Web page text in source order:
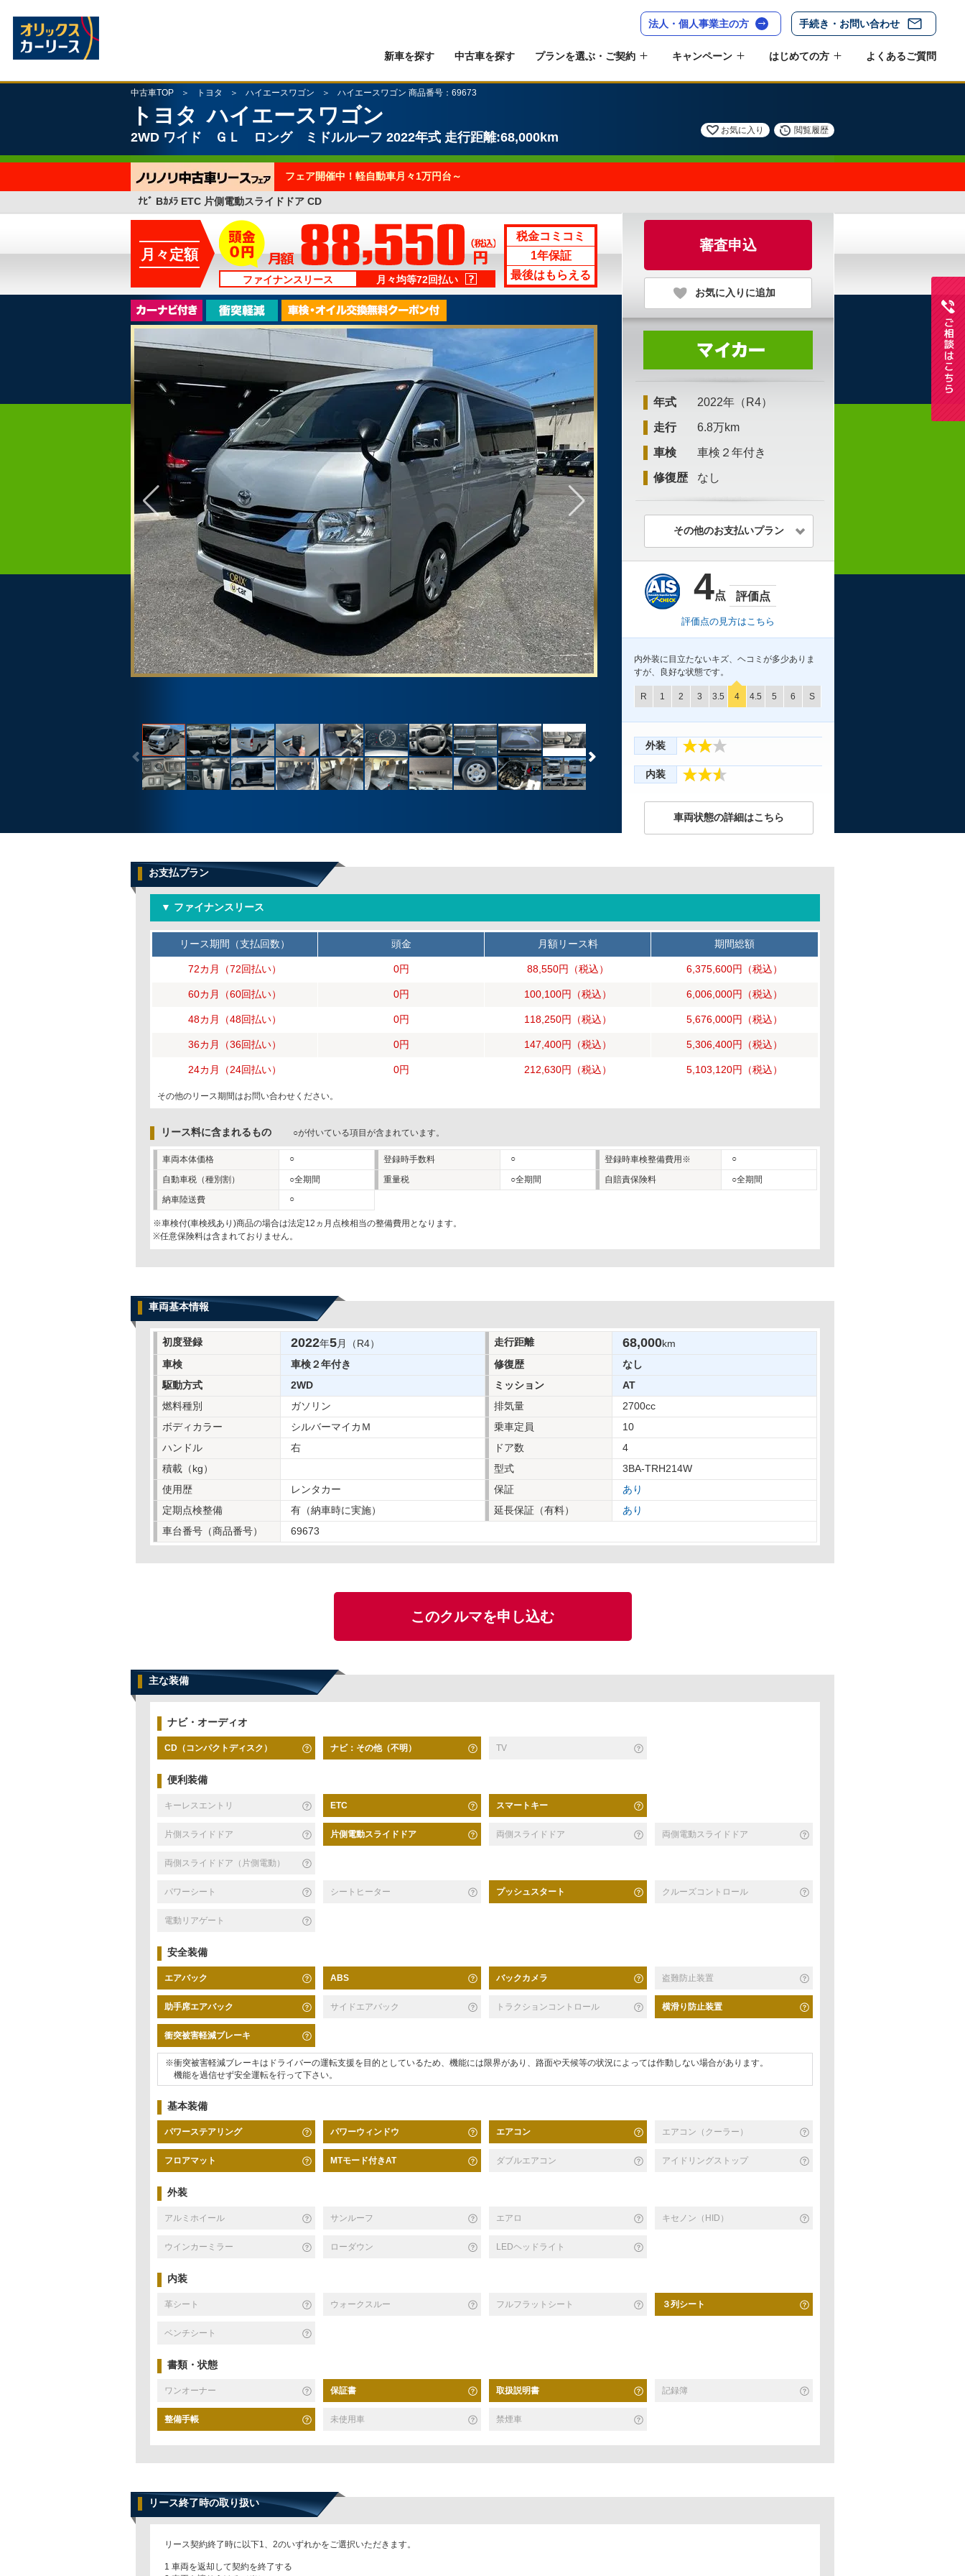
法人・個人事業主の方 手続き・お問い合わせ
新車を探す 中古車を探す プランを選ぶ・ご契約 キャンペーン はじめての方 よくあるご質問
中古車TOP トヨタ ハイエースワゴン ハイエースワゴン 商品番号：69673
トヨタ ハイエースワゴン
2WD ワイド ＧＬ ロング ミドルルーフ 2022年式 走行距離:68,000km
お気に入り 閲覧履歴
フェア開催中！軽自動車月々1万円台～
ﾅﾋﾞ Bｶﾒﾗ ETC 片側電動スライドドア CD
月々定額
ファイナンスリース 月々均等72回払い
税金コミコミ
1年保証
最後はもらえる
審査申込
お気に入りに追加
年式 2022年（R4）
走行 6.8万km
車検 車検２年付き
修復歴 なし
その他のお支払いプラン
4点 評価点
評価点の見方はこちら
内外装に目立たないキズ、ヘコミが多少ありま
すが、良好な状態です。
R 1 2 3 3.5 4 4.5 5 6 S
外装
内装
車両状態の詳細はこちら
お支払プラン
▼ ファイナンスリース
リース期間（支払回数） 頭金 月額リース料 期間総額
72カ月（72回払い） 0円 88,550円 （税込） 6,375,600円 （税込）
60カ月（60回払い） 0円 100,100円 （税込） 6,006,000円 （税込）
48カ月（48回払い） 0円 118,250円 （税込） 5,676,000円 （税込）
36カ月（36回払い） 0円 147,400円 （税込） 5,306,400円 （税込）
24カ月（24回払い） 0円 212,630円 （税込） 5,103,120円 （税込）
その他のリース期間はお問い合わせください。
リース料に含まれるもの ○が付いている項目が含まれています。
車両本体価格 ○ 登録時手数料 ○ 登録時車検整備費用※ ○
自動車税（種別割） ○全期間 重量税 ○全期間 自賠責保険料
○全期間
納車陸送費
○
※車検付(車検残あり)商品の場合は法定12ヵ月点検相当の整備費用となります。
※任意保険料は含まれておりません。
車両基本情報
初度登録 2022年5月（R4） 走行距離 68,000km
車検
車検２年付き 修復歴
なし
駆動方式
2WD ミッション
AT
燃料種別
ガソリン 排気量
2700cc
ボディカラー
シルバーマイカＭ 乗車定員
10
ハンドル
右 ドア数
4
積載（kg）
型式
3BA-TRH214W
使用歴
レンタカー 保証
あり
定期点検整備
有（納車時に実施） 延長保証（有料）
あり
車台番号（商品番号）
69673
このクルマを申し込む
主な装備
ナビ・オーディオ
CD（コンパクトディスク） ナビ：その他（不明） TV
便利装備
キーレスエントリ ETC スマートキー
片側スライドドア 片側電動スライドドア 両側スライドドア 両側電動スライドドア
両側スライドドア（片側電動）
パワーシート シートヒーター プッシュスタート クルーズコントロール
電動リアゲート
安全装備
エアバック ABS バックカメラ 盗難防止装置
助手席エアバック サイドエアバック トラクションコントロール 横滑り防止装置
衝突被害軽減ブレーキ
※衝突被害軽減ブレーキはドライバーの運転支援を目的としているため、機能には限界があり、路面や天候等の状況によっては作動しない場合があります。
機能を過信せず安全運転を行って下さい。
基本装備
パワーステアリング パワーウィンドウ エアコン エアコン（クーラー）
フロアマット MTモード付きAT ダブルエアコン アイドリングストップ
外装
アルミホイール サンルーフ エアロ キセノン（HID）
ウインカーミラー ローダウン LEDヘッドライト
内装
革シート ウォークスルー フルフラットシート ３列シート
ベンチシート
書類・状態
ワンオーナー 保証書 取扱説明書 記録簿
整備手帳 未使用車 禁煙車
リース終了時の取り扱い
リース契約終了時に以下1、2のいずれかをご選択いただきます。
1 車両を返却して契約を終了する